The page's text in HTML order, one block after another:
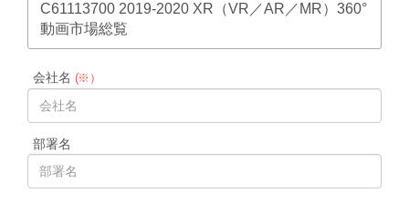
C61113700 2019-2020 XR（VR／AR／MR）360°
動画市場総覧
会社名 (※）
部署名